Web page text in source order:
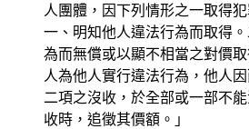
人團體，因下列情形之一取得
一、明知他人違法行為而取得
為而無償或以顯不相當之對價
人為他人實行違法行為，他人
二項之沒收，於全部或一部不
收時，追徵其價額。」